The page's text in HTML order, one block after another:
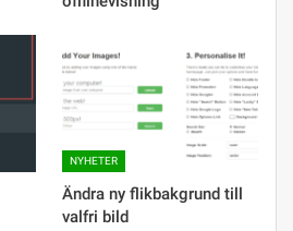
NYHETER
Ändra ny flikbakgrund till
valfri bild